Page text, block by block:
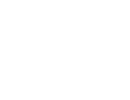
un mundo de energía y alegría.